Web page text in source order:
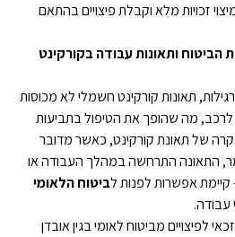
זכויות מלא וקבלת פיצויים בהתאם
הביטוח ותאונות עבודה בקורקינט
תאונות קורקינט חשמלי לא מכוסות
לרכב, מה שהופך את הטיפול בתביעות
של תאונת קורקינט, כאשר מדובר
התאונה התרחשה במהלך העבודה או
אפשרות לפנות לביטוח הלאומי
לפיצויים מביטוח לאומי בגין אובדן